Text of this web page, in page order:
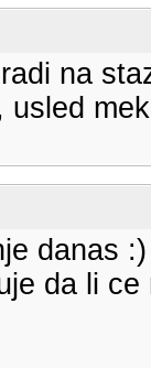
na
usled
danas
da li